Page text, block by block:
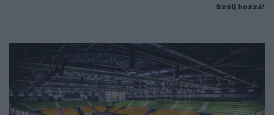
Szólj hozzá!